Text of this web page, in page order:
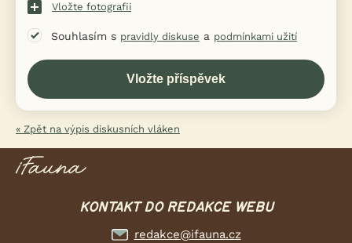
Vložte fotografii
Souhlasím s pravidly diskuse a podmínkami užití
« Zpět na výpis diskusních vláken
KONTAKT DO REDAKCE WEBU
redakce@ifauna.cz